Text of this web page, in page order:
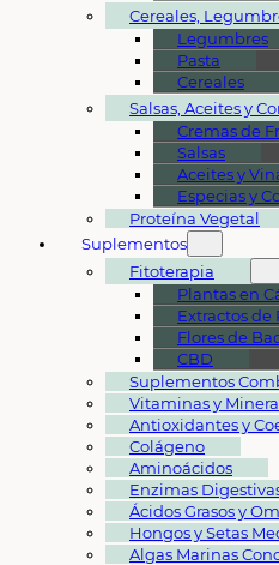
Cereales,
Legumbres
Pasta
Cereales
Salsas, Aceites y
Cremas de
Salsas
Aceites y
Especias y
Proteína Vegetal
Suplementos
Fitoterapia
Plantas en
Extractos
Flores de
CBD
Suplementos
Vitaminas y
Antioxidantes y
Colágeno
Aminoácidos
Enzimas
Ácidos Grasos y
Hongos y Setas
Algas Marinas